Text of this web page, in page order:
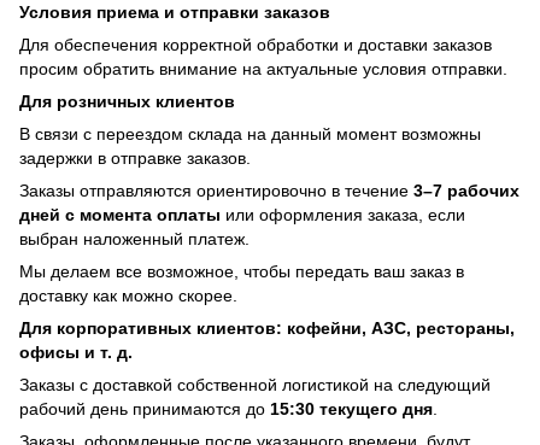
Условия приема и отправки заказов
Для обеспечения корректной обработки и доставки заказов
просим обратить внимание на актуальные условия отправки.
Для розничных клиентов
В связи с переездом склада на данный момент возможны
задержки в отправке заказов.
Заказы отправляются ориентировочно в течение 3–7 рабочих
дней с момента оплаты или оформления заказа, если
выбран наложенный платеж.
Мы делаем все возможное, чтобы передать ваш заказ в
доставку как можно скорее.
Для корпоративных клиентов: кофейни, АЗС, рестораны,
офисы и т. д.
Заказы с доставкой собственной логистикой на следующий
рабочий день принимаются до 15:30 текущего дня
Заказы, оформленные после указанного времени, будут